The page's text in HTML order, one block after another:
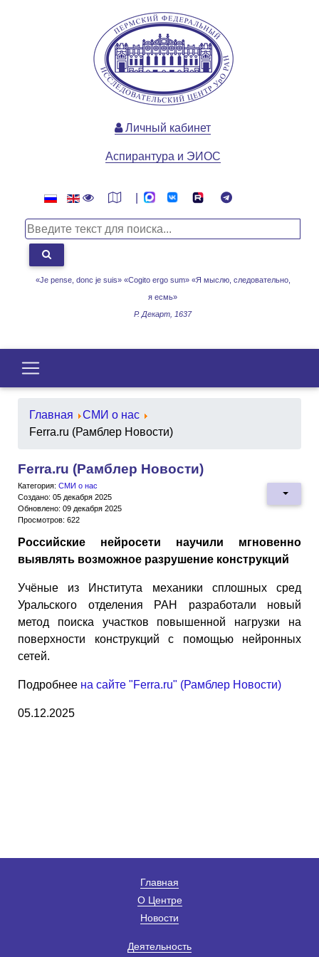
«Je pense, donc je suis» «Cogito ergo sum» «Я мыслю, следовательно,
я есмь»
Р. Декарт, 1637
Личный кабинет
Аспирантура и ЭИОС
Главная
СМИ о нас
Ferra.ru (Рамблер Новости)
Ferra.ru (Рамблер Новости)
Категория: СМИ о нас
Создано: 05 декабря 2025
Обновлено: 09 декабря 2025
Просмотров: 622
Российские нейросети научили мгновенно
выявлять возможное разрушение конструкций
Учёные из Института механики сплошных сред
Уральского отделения РАН разработали новый
метод поиска участков повышенной нагрузки на
поверхности конструкций с помощью нейронных
сетей.
Подробнее на сайте "Ferra.ru" (Рамблер Новости)
05.12.2025
Главная
О Центре
Новости
Деятельность